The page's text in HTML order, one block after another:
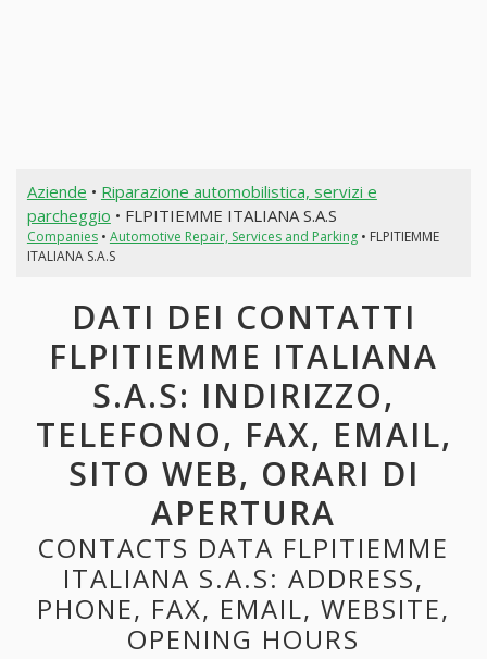
Aziende • Riparazione automobilistica, servizi e
parcheggio • FLPITIEMME ITALIANA S.A.S
Companies• Automotive Repair, Services and Parking• FLPITIEMME
ITALIANA S.A.S
DATI DEI CONTATTI
FLPITIEMME ITALIANA
S.A.S: INDIRIZZO,
TELEFONO, FAX, EMAIL,
SITO WEB, ORARI DI
APERTURA
CONTACTS DATA FLPITIEMME
ITALIANA S.A.S: ADDRESS,
PHONE, FAX, EMAIL, WEBSITE,
OPENING HOURS